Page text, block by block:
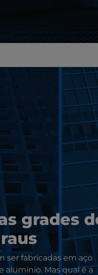
grades
ser fabricadas em aço
alumínio. Mas qual é a